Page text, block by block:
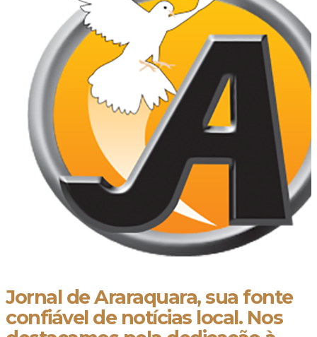
Jornal de Araraquara, sua fonte
confiável de notícias local. Nos